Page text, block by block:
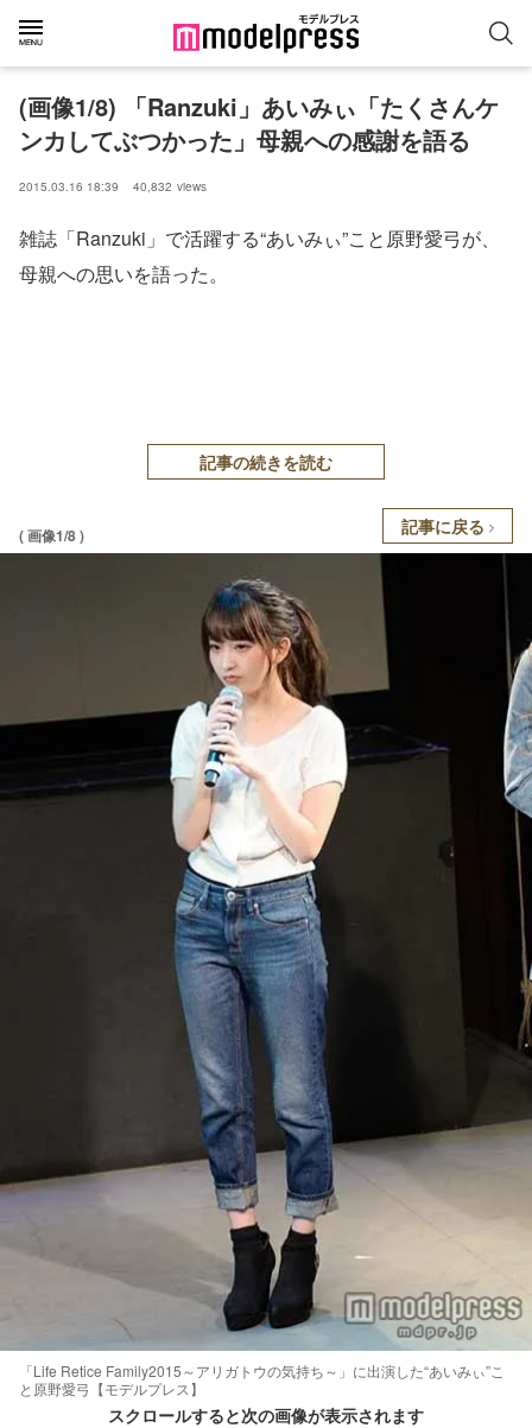
(画像1/8) 「Ranzuki」あいみぃ「たくさんケ
ンカしてぶつかった」母親への感謝を語る
2015.03.16 18:39 40,832 views
雑誌「Ranzuki」で活躍する“あいみぃ”こと原野愛弓が、
母親への思いを語った。
記事の続きを読む
( 画像1/8 ) 記事に戻る
「Life Retice Family2015～アリガトウの気持ち～」に出演した“あいみぃ”こ
と原野愛弓【モデルプレス】
スクロールすると次の画像が表示されます